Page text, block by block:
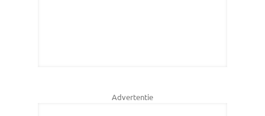
Advertentie